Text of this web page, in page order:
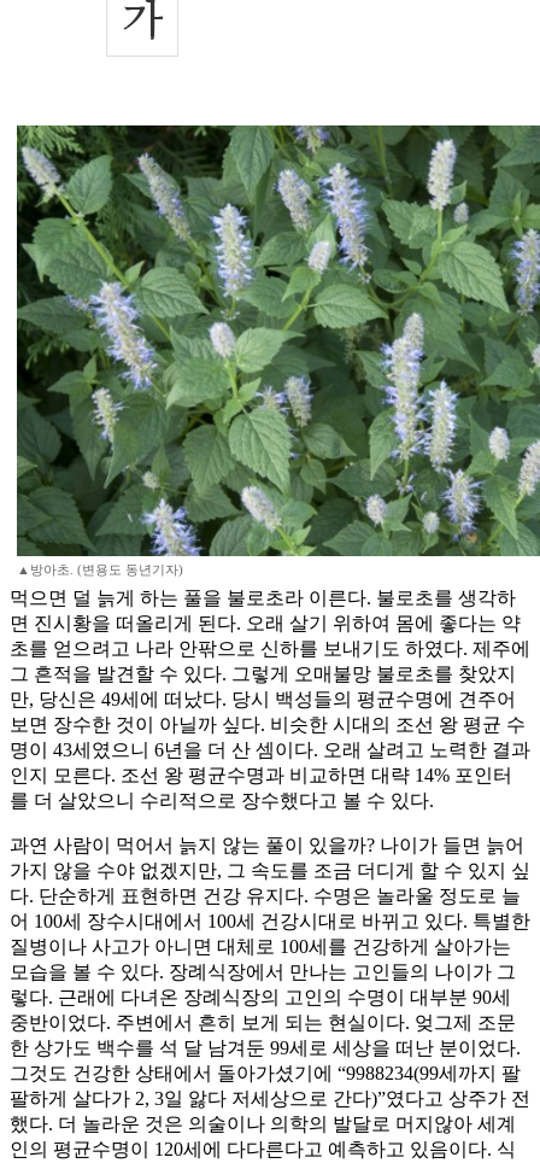
▲방아초. (변용도 동년기자)
먹으면 덜 늙게 하는 풀을 불로초라 이른다. 불로초를 생각하
면 진시황을 떠올리게 된다. 오래 살기 위하여 몸에 좋다는 약
초를 얻으려고 나라 안팎으로 신하를 보내기도 하였다. 제주에
그 흔적을 발견할 수 있다. 그렇게 오매불망 불로초를 찾았지
만, 당신은 49세에 떠났다. 당시 백성들의 평균수명에 견주어
보면 장수한 것이 아닐까 싶다. 비슷한 시대의 조선 왕 평균 수
명이 43세였으니 6년을 더 산 셈이다. 오래 살려고 노력한 결과
인지 모른다. 조선 왕 평균수명과 비교하면 대략 14% 포인터
를 더 살았으니 수리적으로 장수했다고 볼 수 있다.
과연 사람이 먹어서 늙지 않는 풀이 있을까? 나이가 들면 늙어
가지 않을 수야 없겠지만, 그 속도를 조금 더디게 할 수 있지 싶
다. 단순하게 표현하면 건강 유지다. 수명은 놀라울 정도로 늘
어 100세 장수시대에서 100세 건강시대로 바뀌고 있다. 특별한
질병이나 사고가 아니면 대체로 100세를 건강하게 살아가는
모습을 볼 수 있다. 장례식장에서 만나는 고인들의 나이가 그
렇다. 근래에 다녀온 장례식장의 고인의 수명이 대부분 90세
중반이었다. 주변에서 흔히 보게 되는 현실이다. 엊그제 조문
한 상가도 백수를 석 달 남겨둔 99세로 세상을 떠난 분이었다.
그것도 건강한 상태에서 돌아가셨기에 “9988234(99세까지 팔
팔하게 살다가 2, 3일 앓다 저세상으로 간다)”였다고 상주가 전
했다. 더 놀라운 것은 의술이나 의학의 발달로 머지않아 세계
인의 평균수명이 120세에 다다른다고 예측하고 있음이다. 식